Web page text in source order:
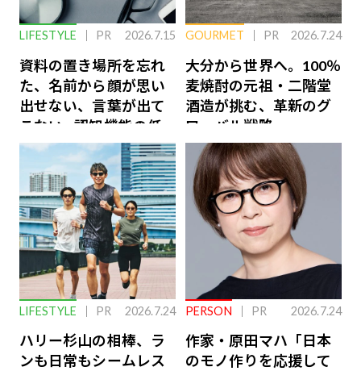
LIFESTYLE PR 2026.7.15
資料の置き場所を忘れ
た、名前から顔が思い
出せない、言葉が出て
こない…認知機能の低
下を救う、脳のインナ
ーケアとは
GOURMET PR 2026.7.24
大分から世界へ。100％
麦焼酎の元祖・二階堂
酒造が挑む、革新のグ
ローバル戦略
LIFESTYLE PR 2026.7.24
ハリー杉山の相棒、ラ
ンも日常もシームレス
PERSON PR 2026.7.24
作家・原田マハ「日本
のモノ作りを応援して